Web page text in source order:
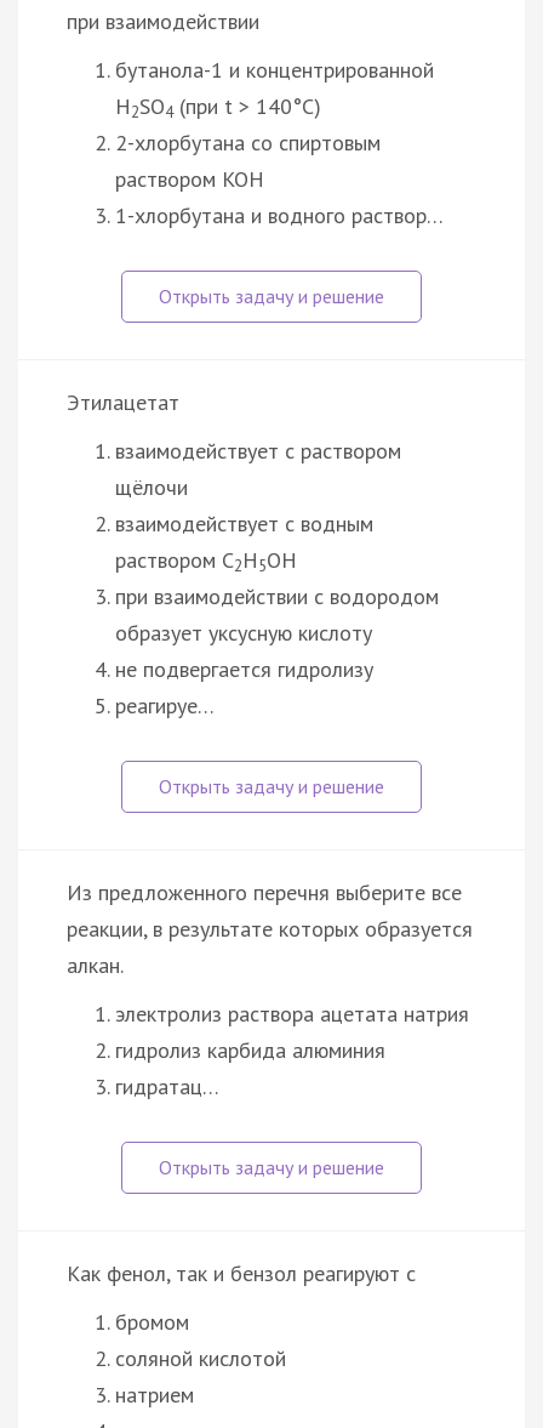
при взаимодействии
бутанола-1 и концентрированной
H2SO4(при t > 140°C)
2-хлорбутана со спиртовым
раствором KOH
1-хлорбутана и водного раствор…
Этилацетат
взаимодействует с раствором
щёлочи
взаимодействует с водным
раствором C2H5OH
при взаимодействии с водородом
образует уксусную кислоту
не подвергается гидролизу
реагируе…
Из предложенного перечня выберите все
реакции, в результате которых образуется
алкан.
электролиз раствора ацетата натрия
гидролиз карбида алюминия
гидратац…
Как фенол, так и бензол реагируют с
бромом
соляной кислотой
натрием